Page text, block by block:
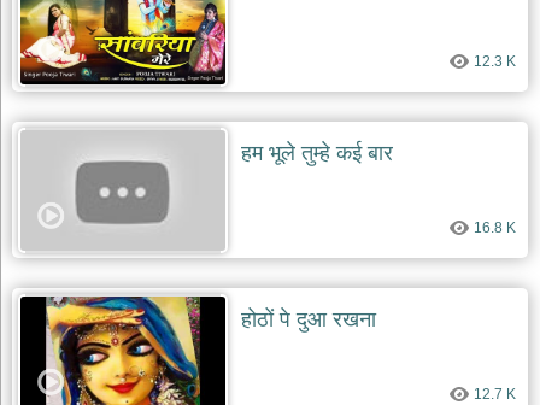
12.3 K
हम भूले तुम्हे कई बार
16.8 K
होठों पे दुआ रखना
12.7 K